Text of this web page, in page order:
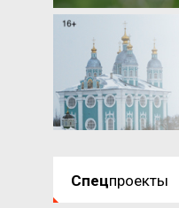
Спецпроекты